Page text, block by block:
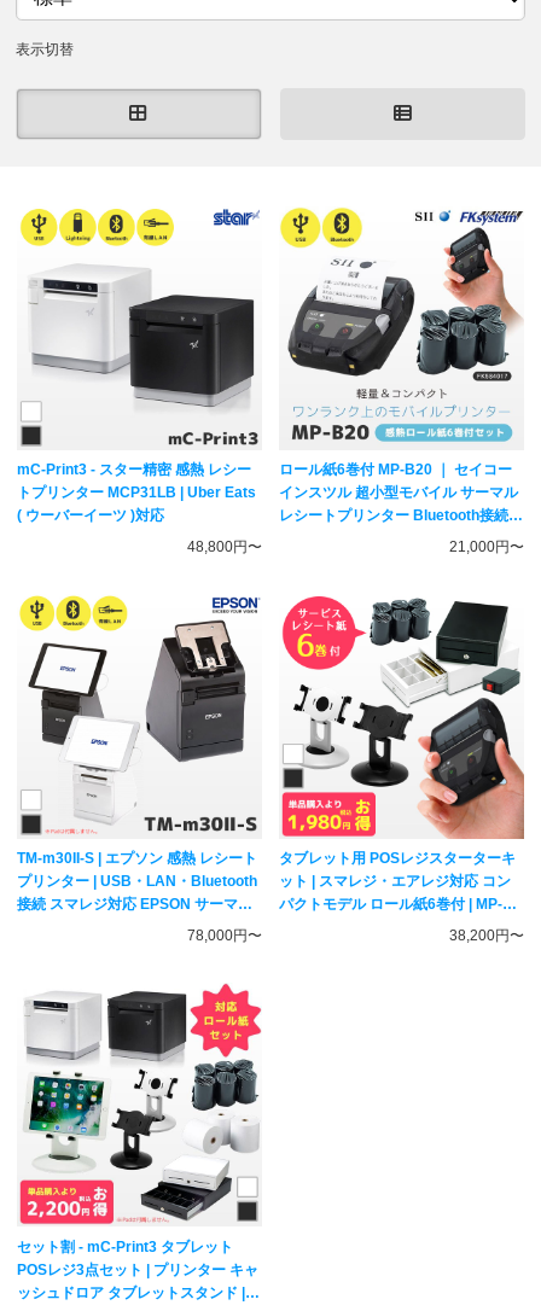
表示切替
mC-Print3 - スター精密 感熱 レシー
トプリンター MCP31LB | Uber Eats
( ウーバーイーツ )対応
48,800円〜
ロール紙6巻付 MP-B20 ｜ セイコー
インスツル 超小型モバイル サーマル
レシートプリンター Bluetooth接続
｜ スマレジ・エアレジ・STORESレ
21,000円〜
TM-m30II-S | エプソン 感熱 レシート
プリンター | USB・LAN・Bluetooth
接続 スマレジ対応 EPSON サーマル
プリンター TM302-S2W TM302-S2B
78,000円〜
タブレット用 POSレジスターターキ
ット | スマレジ・エアレジ対応 コン
パクトモデル ロール紙6巻付 | MP-
B20 E-A4 DKD-SW US-2002/5025
38,200円〜
セット割 - mC-Print3 タブレット
POSレジ3点セット | プリンター キャ
ッシュドロア タブレットスタンド |